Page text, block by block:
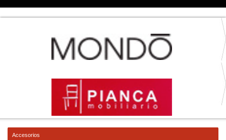
Accesorios